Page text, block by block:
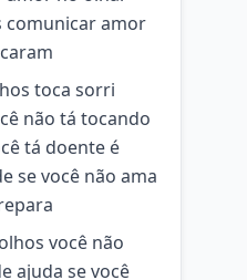
comunicar amor
toca sorri
não tá tocando
tá doente é
se você não ama
você não
ajuda se você